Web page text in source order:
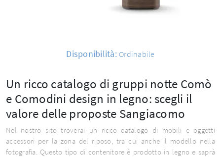
Disponibilità: Ordinabile
Un ricco catalogo di gruppi notte Comò
e Comodini design in legno: scegli il
valore delle proposte Sangiacomo
Nel nostro sito troverai un ricco catalogo di mobili e oggetti
accessori per la zona del riposo, tra cui anche il modello nella
fotografia. Questo tipo di contenitore è prodotto in legno e saprà